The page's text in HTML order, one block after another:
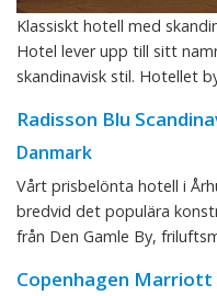
Klassiskt hotell med
Hotel lever upp till sitt
skandinavisk stil. Hotellet
Radisson Blu
Danmark
Vårt prisbelönta hotell i
bredvid det populära
från Den Gamle By,
Copenhagen